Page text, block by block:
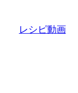
レシピ動画